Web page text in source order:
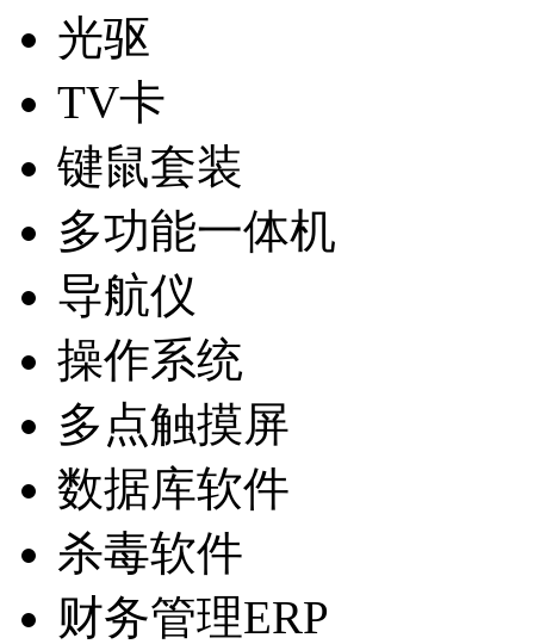
光驱
TV卡
键鼠套装
多功能一体机
导航仪
操作系统
多点触摸屏
数据库软件
杀毒软件
财务管理ERP